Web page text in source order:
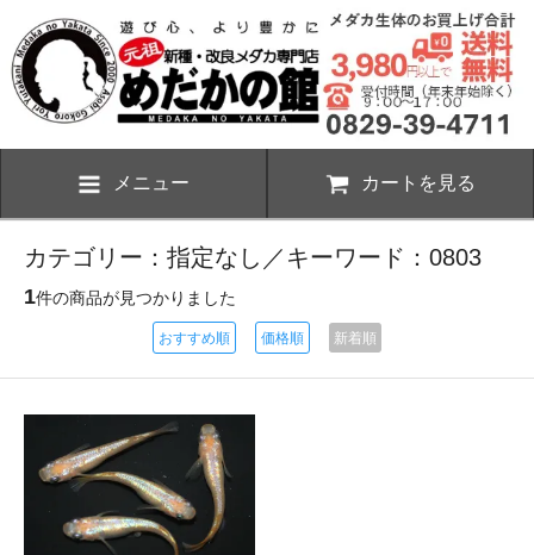
メニュー カートを見る
カテゴリー：指定なし／キーワード：0803
1件の商品が見つかりました
おすすめ順 価格順 新着順